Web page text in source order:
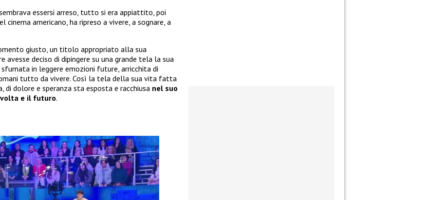
sembrava essersi arreso, tutto si era appiattito, poi
americano, ha ripreso a vivere, a sognare, a
giusto, un titolo appropriato alla sua
avesse deciso di dipingere su una grande tela la sua
in leggere emozioni future, arricchita di
tutto da vivere. Così la tela della sua vita fatta
di dolore e speranza sta esposta e racchiusa nel suo
e il futuro.